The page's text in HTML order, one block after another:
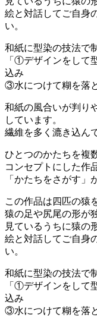
絵と対話してご自身
い。
和紙に型染の技法で
「①デザインをして
込み
③水につけて糊を落
和紙の風合いが判り
しています。
繊維を多く漉き込ん
ひとつのかたちを複
コンセプトにした作
「かたちをさがす」
この作品は四匹の猿
猿の足や尻尾の形が
見ているうちに猿の
絵と対話してご自身
い。
和紙に型染の技法で
「①デザインをして
込み
③水につけて糊を落